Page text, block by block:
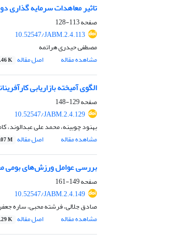
تاثیر معاهدات سرمایه گذاری
صفحه113-128
10.52547/JABM.2.4.113
مصطفی حیدری هراتمه
مشاهده مقاله
اصل مقاله K
الگوی آمیخته بازاریابی
صفحه129-148
10.52547/JABM.2.4.129
بهنود چوبینه، محمد علی عبدالوند،
مشاهده مقاله
اصل مقاله M
بررسی عوامل ورزش‌های بومی
صفحه149-161
10.52547/JABM.2.4.149
صادق جلالی، فرشته محبی، ساره
مشاهده مقاله
اصل مقاله K